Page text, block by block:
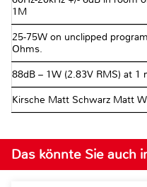
1M
25-75W on unclipped
Ohms.
88dB – 1W (2.83V RMS) at 1
Kirsche Matt Schwarz Matt
Das könnte Sie auch